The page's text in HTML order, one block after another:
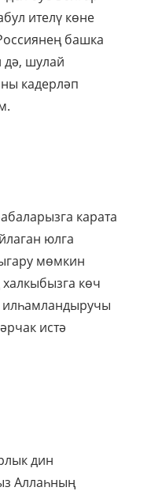
ителү көне
башка
шулай
кадерләп
карата
юлга
мөмкин
көч
илһамландыручы
истә
дин
Аллаһның